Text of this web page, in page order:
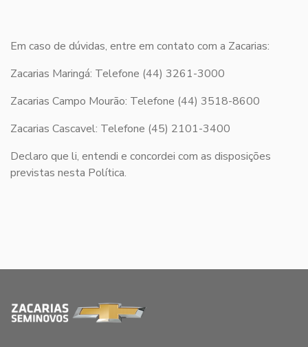
Em caso de dúvidas, entre em contato com a Zacarias:
Zacarias Maringá: Telefone (44) 3261-3000
Zacarias Campo Mourão: Telefone (44) 3518-8600
Zacarias Cascavel: Telefone (45) 2101-3400
Declaro que li, entendi e concordei com as disposições
previstas nesta Política.